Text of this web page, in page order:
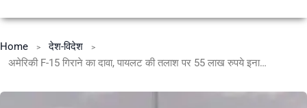
Home
देश-विदेश
अमेरिकी F-15 गिराने का दावा, पायलट की तलाश पर 55 लाख रुपये इनाम का ऐलान